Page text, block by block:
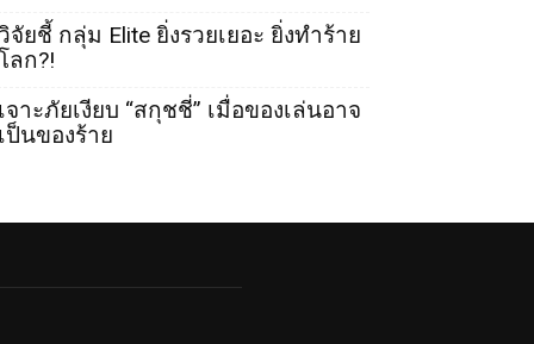
จัยชี้ กลุ่ม Elite ยิ่งรวยเยอะ ยิ่งทำร้าย
ลก?!
จาะภัยเงียบ “สกุชชี่” เมื่อของเล่นอาจ
ป็นของร้าย